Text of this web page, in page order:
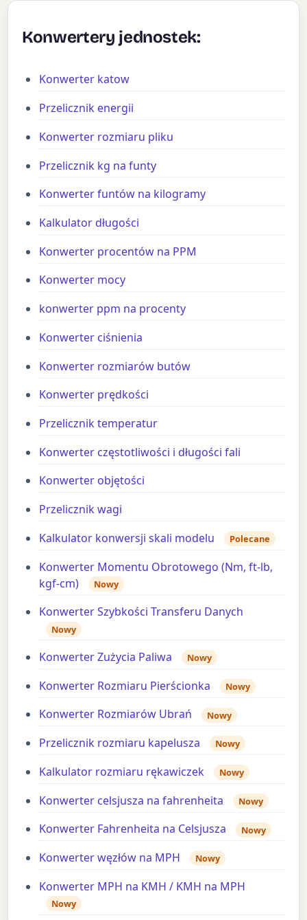
Konwertery jednostek:
Konwerter katow
Przelicznik energii
Konwerter rozmiaru pliku
Przelicznik kg na funty
Konwerter funtów na kilogramy
Kalkulator długości
Konwerter procentów na PPM
Konwerter mocy
konwerter ppm na procenty
Konwerter ciśnienia
Konwerter rozmiarów butów
Konwerter prędkości
Przelicznik temperatur
Konwerter częstotliwości i długości fali
Konwerter objętości
Przelicznik wagi
Kalkulator konwersji skali modelu
Polecane
Konwerter Momentu Obrotowego (Nm, ft-lb,
kgf-cm)
Nowy
Konwerter Szybkości Transferu Danych
Nowy
Konwerter Zużycia Paliwa Nowy
Konwerter Rozmiaru Pierścionka Nowy
Konwerter Rozmiarów Ubrań Nowy
Przelicznik rozmiaru kapelusza Nowy
Kalkulator rozmiaru rękawiczek Nowy
Konwerter celsjusza na fahrenheita Nowy
Konwerter Fahrenheita na Celsjusza Nowy
Konwerter węzłów na MPH Nowy
Konwerter MPH na KMH / KMH na MPH
Nowy